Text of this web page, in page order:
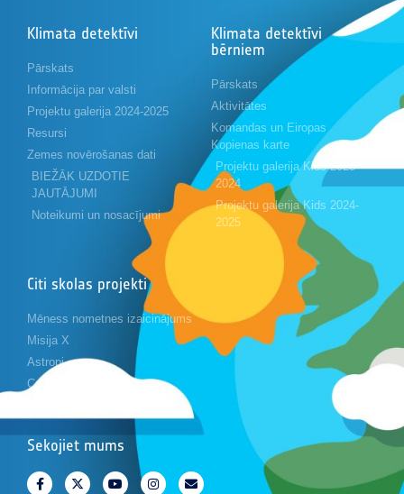
Klimata detektīvi
Pārskats
Informācija par valsti
Projektu galerija 2024-2025
Resursi
Zemes novērošanas dati
BIEŽĀK UZDOTIE
JAUTĀJUMI
Noteikumi un nosacījumi
Klimata detektīvi
bērniem
Pārskats
Aktivitātes
Komandas un Eiropas
Kopienas karte
Projektu galerija Kids 2023-
2024
Projektu galerija Kids 2024-
2025
Citi skolas projekti
Mēness nometnes izaicinājums
Misija X
Astropi
Cansat
Sekojiet mums